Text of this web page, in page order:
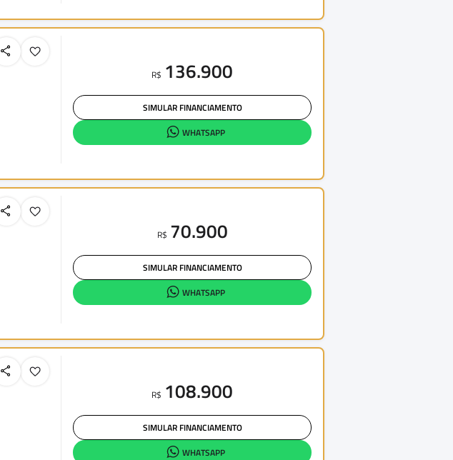
R$ 136.900
SIMULAR FINANCIAMENTO
WHATSAPP
R$ 70.900
SIMULAR FINANCIAMENTO
WHATSAPP
R$ 108.900
SIMULAR FINANCIAMENTO
WHATSAPP